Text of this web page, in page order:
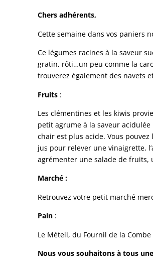
Chers adhérents,
Cette semaine dans vos paniers
Ce légumes racines à la saveur
gratin, rôti…un peu comme la
trouverez également des navets
Fruits :
Les clémentines et les kiwis
petit agrume à la saveur
chair est plus acide. Vous
jus pour relever une vinaigrette,
agrémenter une salade de fruits,
Marché :
Retrouvez votre petit marché
Pain :
Le Méteil, du Fournil de la Combe
Nous vous souhaitons à tous